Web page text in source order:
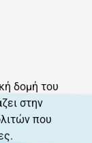
δομή του
στην
που